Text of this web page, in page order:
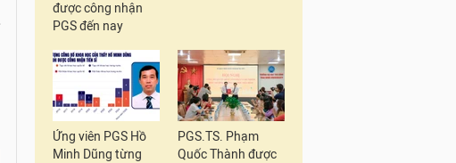
được công nhận
PGS đến nay
Ứng viên PGS Hồ
Minh Dũng từng
PGS.TS. Phạm
Quốc Thành được